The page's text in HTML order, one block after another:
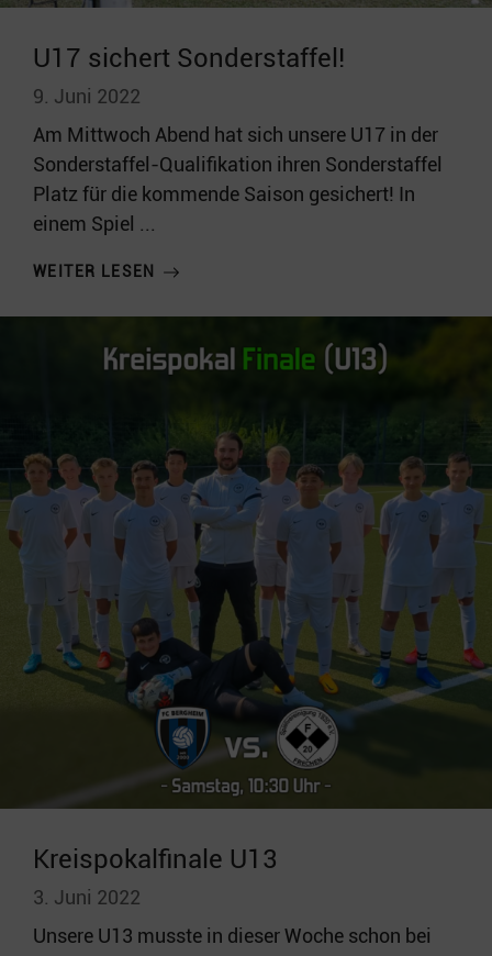
U17 sichert Sonderstaffel!
9. Juni 2022
Am Mittwoch Abend hat sich unsere U17 in der
Sonderstaffel-Qualifikation ihren Sonderstaffel
Platz für die kommende Saison gesichert! In
einem Spiel ...
WEITER LESEN
Kreispokalfinale U13
3. Juni 2022
Unsere U13 musste in dieser Woche schon bei